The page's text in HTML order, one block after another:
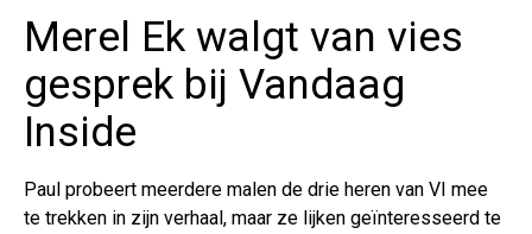
Merel Ek walgt van vies
gesprek bij Vandaag
Inside
Paul probeert meerdere malen de drie heren van VI mee
te trekken in zijn verhaal, maar ze lijken geïnteresseerd te